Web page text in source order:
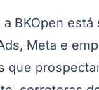
BKOpen
Meta e
que